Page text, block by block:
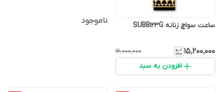
ساعت سواچ زنانه SUBB123G
۱۵٬۲۰۰٬۰۰۰ ۱۶٬۰۰۰٬۰۰۰
افزودن به سبد
ناموجود